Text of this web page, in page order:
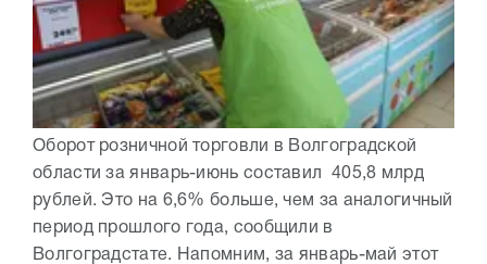
Оборот розничной торговли в Волгоградской
области за январь-июнь составил 405,8 млрд
рублей. Это на 6,6% больше, чем за аналогичный
период прошлого года, сообщили в
Волгоградстате. Напомним, за январь-май этот